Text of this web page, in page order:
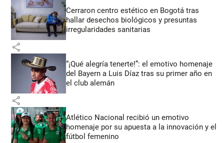
Cerraron centro estético en Bogotá tras
hallar desechos biológicos y presuntas
irregularidades sanitarias
share
“¡Qué alegría tenerte!”: el emotivo homenaje
del Bayern a Luis Díaz tras su primer año en
el club alemán
share
Atlético Nacional recibió un emotivo
homenaje por su apuesta a la innovación y el
fútbol femenino